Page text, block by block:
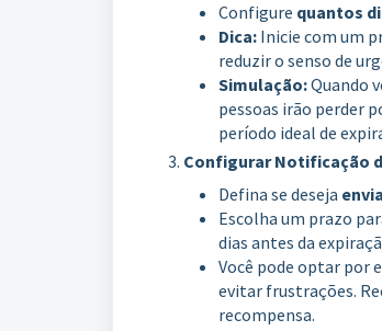
Configure quantos
Dica: Inicie com um
reduzir o senso de
Simulação:Quando
pessoas irão perder
período ideal de
Configurar Notificação
Defina se deseja
Escolha um prazo
dias antes da
Você pode optar por
evitar frustrações.
recompensa.